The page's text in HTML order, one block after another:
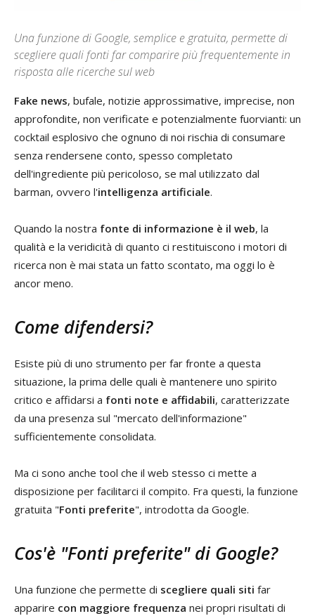
Una funzione di Google, semplice e gratuita, permette di
scegliere quali fonti far comparire più frequentemente in
risposta alle ricerche sul web
Fake news, bufale, notizie approssimative, imprecise, non
approfondite, non verificate e potenzialmente fuorvianti: un
cocktail esplosivo che ognuno di noi rischia di consumare
senza rendersene conto, spesso completato
dell'ingrediente più pericoloso, se mal utilizzato dal
barman, ovvero l'intelligenza artificiale.
Quando la nostra fonte di informazione è il web, la
qualità e la veridicità di quanto ci restituiscono i motori di
ricerca non è mai stata un fatto scontato, ma oggi lo è
ancor meno.
Come difendersi?
Esiste più di uno strumento per far fronte a questa
situazione, la prima delle quali è mantenere uno spirito
critico e affidarsi a fonti note e affidabili, caratterizzate
da una presenza sul "mercato dell'informazione"
sufficientemente consolidata.
Ma ci sono anche tool che il web stesso ci mette a
disposizione per facilitarci il compito. Fra questi, la funzione
gratuita "Fonti preferite", introdotta da Google.
Cos'è "Fonti preferite" di Google?
Una funzione che permette di scegliere quali siti far
apparire con maggiore frequenza nei propri risultati di